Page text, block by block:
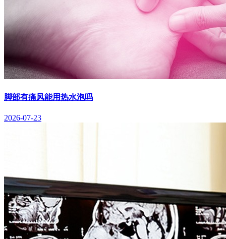
脚部有痛风能用热水泡吗
2026-07-23